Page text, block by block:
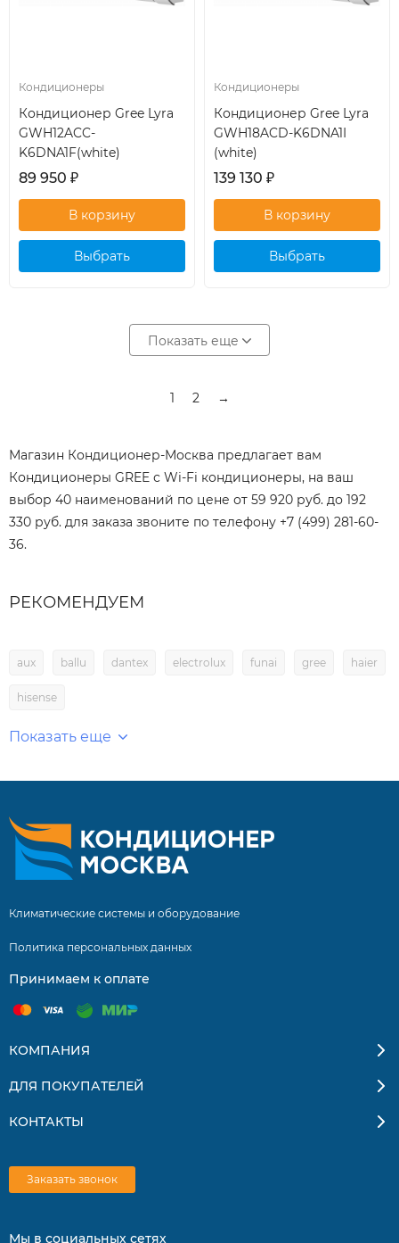
Кондиционеры
Кондиционер Gree Lyra
GWH12ACC-
K6DNA1F(white)
89 950 ₽
Выбрать
Кондиционеры
Кондиционер Gree Lyra
GWH18ACD-K6DNA1I
(white)
139 130 ₽
Выбрать
Показать еще
1 2 →
Магазин Кондиционер-Москва предлагает вам
Кондиционеры GREE с Wi-Fi кондиционеры, на ваш
выбор 40 наименований по цене от 59 920 руб. до 192
330 руб. для заказа звоните по телефону +7 (499) 281-60-
36.
РЕКОМЕНДУЕМ
aux ballu dantex electrolux funai gree haier
hisense
Показать еще
Климатические системы и оборудование
Политика персональных данных
Принимаем к оплате
КОМПАНИЯ
ДЛЯ ПОКУПАТЕЛЕЙ
КОНТАКТЫ
Заказать звонок
Мы в социальных сетях